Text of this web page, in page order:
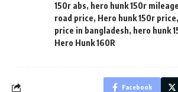
150r abs, hero hunk 150r mileage
road price, Hero hunk 150r price,
price in bangladesh, hero hunk
Hero Hunk 160R
Facebook